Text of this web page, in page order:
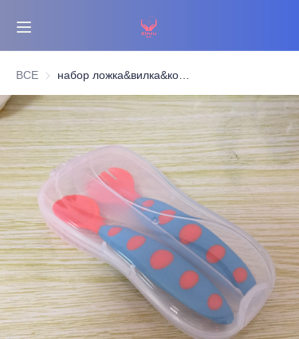
ВСЕ
Бестселлеры
Продукты
О нас
Новости
Свяжитесь с нами